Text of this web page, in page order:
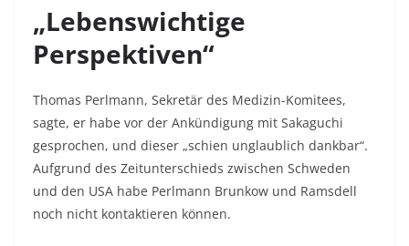
„Lebenswichtige
Perspektiven“
Thomas Perlmann, Sekretär des Medizin-Komitees,
sagte, er habe vor der Ankündigung mit Sakaguchi
gesprochen, und dieser „schien unglaublich dankbar“.
Aufgrund des Zeitunterschieds zwischen Schweden
und den USA habe Perlmann Brunkow und Ramsdell
noch nicht kontaktieren können.